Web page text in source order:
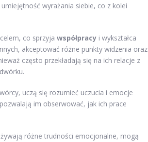
umiejętność wyrażania siebie, co z kolei
co sprzyja współpracy i wykształca
akceptować różne punkty widzenia oraz
często przekładają się na ich relacje z
uczą się rozumieć uczucia i emocje
im obserwować, jak ich prace
różne trudności emocjonalne, mogą